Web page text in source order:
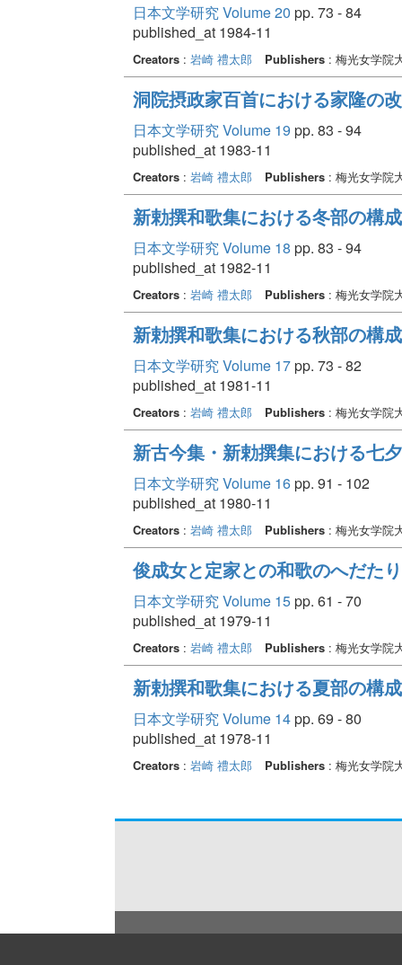
日本文学研究 Volume 20 pp. 73 - 84
published_at 1984-11
Creators: 岩崎 禮太郎 Publishers: 梅光女学院
洞院摂政家百首における家隆の
日本文学研究 Volume 19 pp. 83 - 94
published_at 1983-11
Creators: 岩崎 禮太郎 Publishers: 梅光女学院
新勅撰和歌集における冬部の構
日本文学研究 Volume 18 pp. 83 - 94
published_at 1982-11
Creators: 岩崎 禮太郎 Publishers: 梅光女学院
新勅撰和歌集における秋部の構
日本文学研究 Volume 17pp. 73 - 82
published_at 1981-11
Creators: 岩崎 禮太郎 Publishers: 梅光女学院
新古今集・新勅撰集における七
日本文学研究 Volume 16pp. 91 - 102
published_at 1980-11
Creators: 岩崎 禮太郎 Publishers: 梅光女学院
俊成女と定家との和歌のへだた
日本文学研究 Volume 15pp. 61 - 70
published_at 1979-11
Creators: 岩崎 禮太郎 Publishers: 梅光女学院
新勅撰和歌集における夏部の構
日本文学研究 Volume 14pp. 69 - 80
published_at 1978-11
Creators: 岩崎 禮太郎 Publishers: 梅光女学院